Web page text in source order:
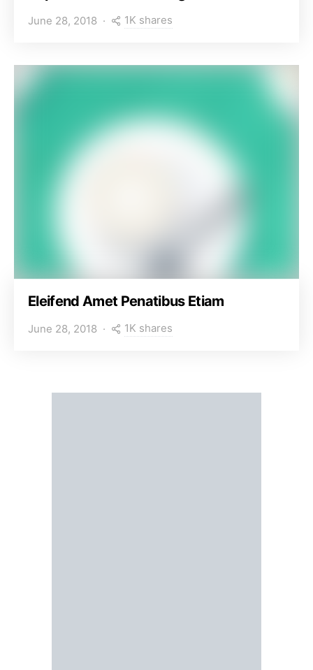
June 28, 2018 1K shares
Eleifend Amet Penatibus Etiam
June 28, 2018 1K shares